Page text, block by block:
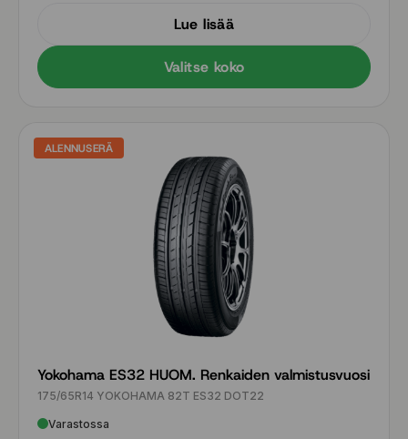
Lue lisää
Valitse koko
ALENNUSERÄ
Yokohama ES32 HUOM. Renkaiden valmistusvuosi
175/65R14 YOKOHAMA 82T ES32 DOT22
Varastossa